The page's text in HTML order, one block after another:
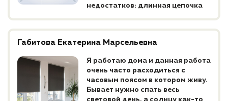
недостатков: длинная цепочка
Габитова Екатерина Марсельевна
Я работаю дома и данная работа
очень часто расходиться с
часовым поясом в котором живу.
Бывает нужно спать весь
световой день, а солнцу как-то